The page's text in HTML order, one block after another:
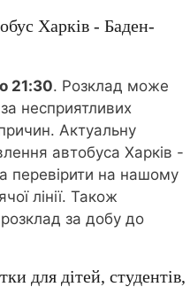
Харків - Баден-
21:30. Розклад може
несприятливих
Актуальну
автобуса Харків -
на нашому
лінії. Також
за добу до
для дітей, студентів,